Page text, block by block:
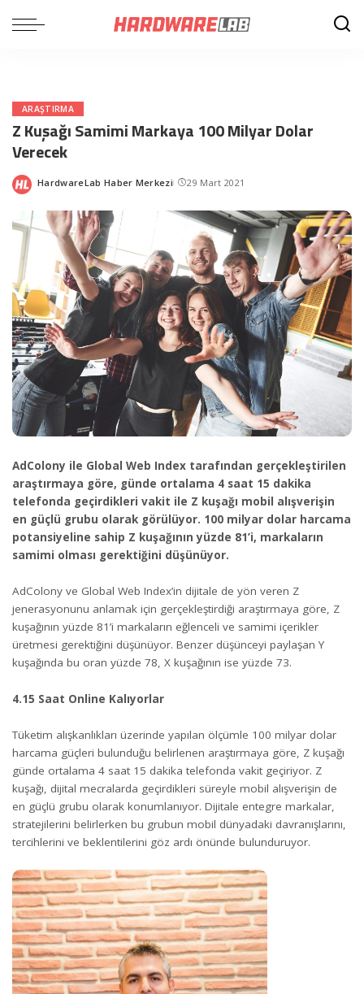
ARAŞTIRMA
Z Kuşağı Samimi Markaya 100 Milyar Dolar
Verecek
Posted
HardwareLab Haber Merkezi 29 Mart 2021
AdColony ile Global Web Index tarafından gerçekleştirilen
araştırmaya göre, günde ortalama 4 saat 15 dakika
telefonda geçirdikleri vakit ile Z kuşağı mobil alışverişin
en güçlü grubu olarak görülüyor. 100 milyar dolar harcama
potansiyeline sahip Z kuşağının yüzde 81’i, markaların
samimi olması gerektiğini düşünüyor.
AdColony ve Global Web Index’in dijitale de yön veren Z
jenerasyonunu anlamak için gerçekleştirdiği araştırmaya göre, Z
kuşağının yüzde 81’i markaların eğlenceli ve samimi içerikler
üretmesi gerektiğini düşünüyor. Benzer düşünceyi paylaşan Y
kuşağında bu oran yüzde 78, X kuşağının ise yüzde 73.
4.15 Saat Online Kalıyorlar
Tüketim alışkanlıkları üzerinde yapılan ölçümle 100 milyar dolar
harcama güçleri bulunduğu belirlenen araştırmaya göre, Z kuşağı
günde ortalama 4 saat 15 dakika telefonda vakit geçiriyor. Z
kuşağı, dijital mecralarda geçirdikleri süreyle mobil alışverişin de
en güçlü grubu olarak konumlanıyor. Dijitale entegre markalar,
stratejilerini belirlerken bu grubun mobil dünyadaki davranışlarını,
tercihlerini ve beklentilerini göz ardı önünde bulunduruyor.